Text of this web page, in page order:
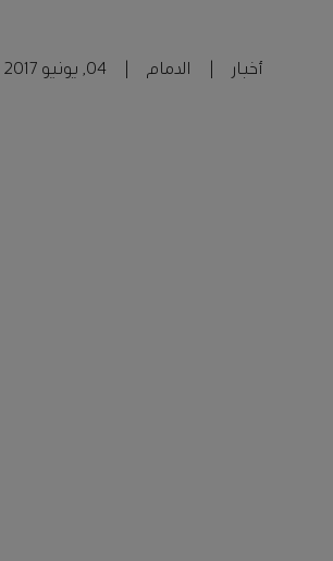
أخبار الدمام 04, يونيو 2017